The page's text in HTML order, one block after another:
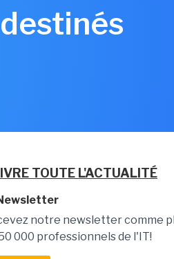
TOUTE L'ACTUALITÉ
notre newsletter comme
000 professionnels de l'IT!